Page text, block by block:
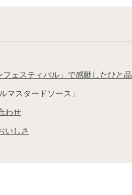
ェスティバル」で感動したひと品
マスタードソース」
わせ
いしさ